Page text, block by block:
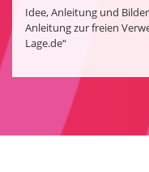
Idee, Anleitung und
Anleitung zur freien
Lage.de“